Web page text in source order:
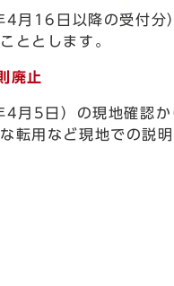
月16日以降の受付分
ととします。
廃止
月5日）の現地確認
転用など現地での説